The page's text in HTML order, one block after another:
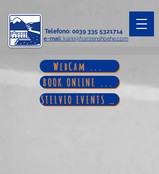
Telefono: 0039 335 5321714
e-mail: karin@franzenshoehe.com
WebCam ...
BOOK ONLINE ...
STELVIO EVENTS ...